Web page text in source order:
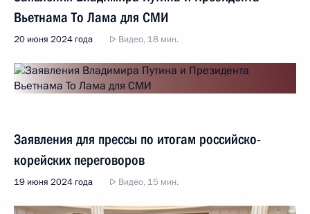
Вьетнама То Лама для СМИ
20 июня 2024 года Видео, 18 мин.
Заявления для прессы по итогам российско-
корейских переговоров
19 июня 2024 года Видео, 15 мин.